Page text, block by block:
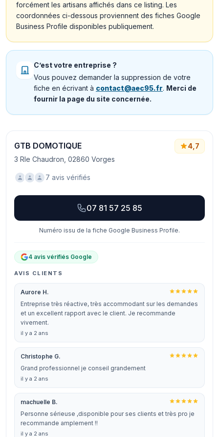
forcément les artisans affichés dans ce listing. Les
coordonnées ci-dessous proviennent des fiches Google
Business Profile disponibles publiquement.
C’est votre entreprise ?
Vous pouvez demander la suppression de votre
fiche en écrivant à contact@aec95.fr. Merci de
fournir la page du site concernée.
GTB DOMOTIQUE
3 Rle Chaudron, 02860 Vorges
4,7
7 avis vérifiés
07 81 57 25 85
Numéro issu de la fiche Google Business Profile.
4 avis vérifiés Google
AVIS CLIENTS
Aurore H.
Entreprise très réactive, très accommodant sur les demandes
et un excellent rapport avec le client. Je recommande
vivement.
il y a 2 ans
Christophe G.
Grand professionnel je conseil grandement
il y a 2 ans
machuelle B.
Personne sérieuse ,disponible pour ses clients et très pro je
recommande amplement !!
il y a 2 ans